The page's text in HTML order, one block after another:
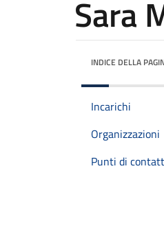
Sara
INDICE DELLA
Incarichi
Organizzazioni
Punti di